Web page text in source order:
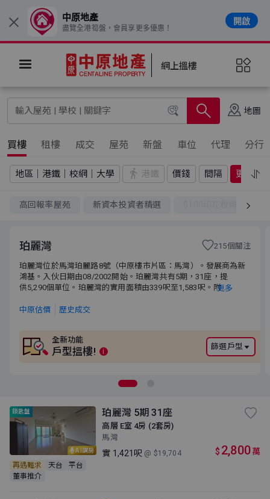
網上搵樓
地圖
買樓 租樓 成交 屋苑 新盤 車位 代理 分行
地區｜港鐵｜校網｜大學 港鐵 價錢 間隔 更多
高回報率屋苑 新資本投資者精選
珀麗灣 215個關注
珀麗灣位於馬灣珀麗路8號（中原樓市片區：馬灣）。發展商為新
鴻基。入伙日期由08/2002開始。珀麗灣共有5期，31座，提供
5,290個單位。珀麗灣的實用面積由339呎至1,583呎。附近有珀麗
珀麗灣位於馬灣珀麗路8號（中原樓市片區：馬灣）。發展商為新
鴻基。入伙日期由08/2002開始。珀麗灣共有5期，31座，提
供5,290個單位。珀麗灣的實用面積由339呎至1,583呎。附近
更多
中原估價 歷史成交
全新功能
戶型搵樓! i
篩選戶型
AI講房
鎖匙盤
再遇難求 天台
平台
董事推介
珀麗灣 5期 31座
高層 E室 4房 (2套房)
馬灣
實 1,421呎 @ $19,704 $ 2,800萬
× 中原地產
盡覽全港筍盤，會員享更多優惠！
開啟